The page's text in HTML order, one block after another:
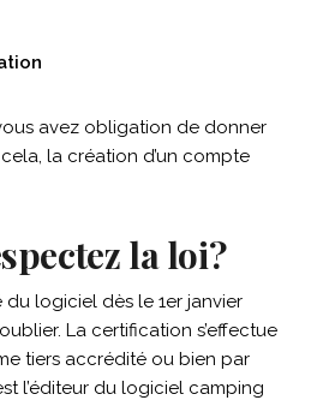
avez obligation de donner
la création d’un compte
la loi?
logiciel dès le 1er janvier
La certification s’effectue
tiers accrédité ou bien par
l’éditeur du logiciel camping